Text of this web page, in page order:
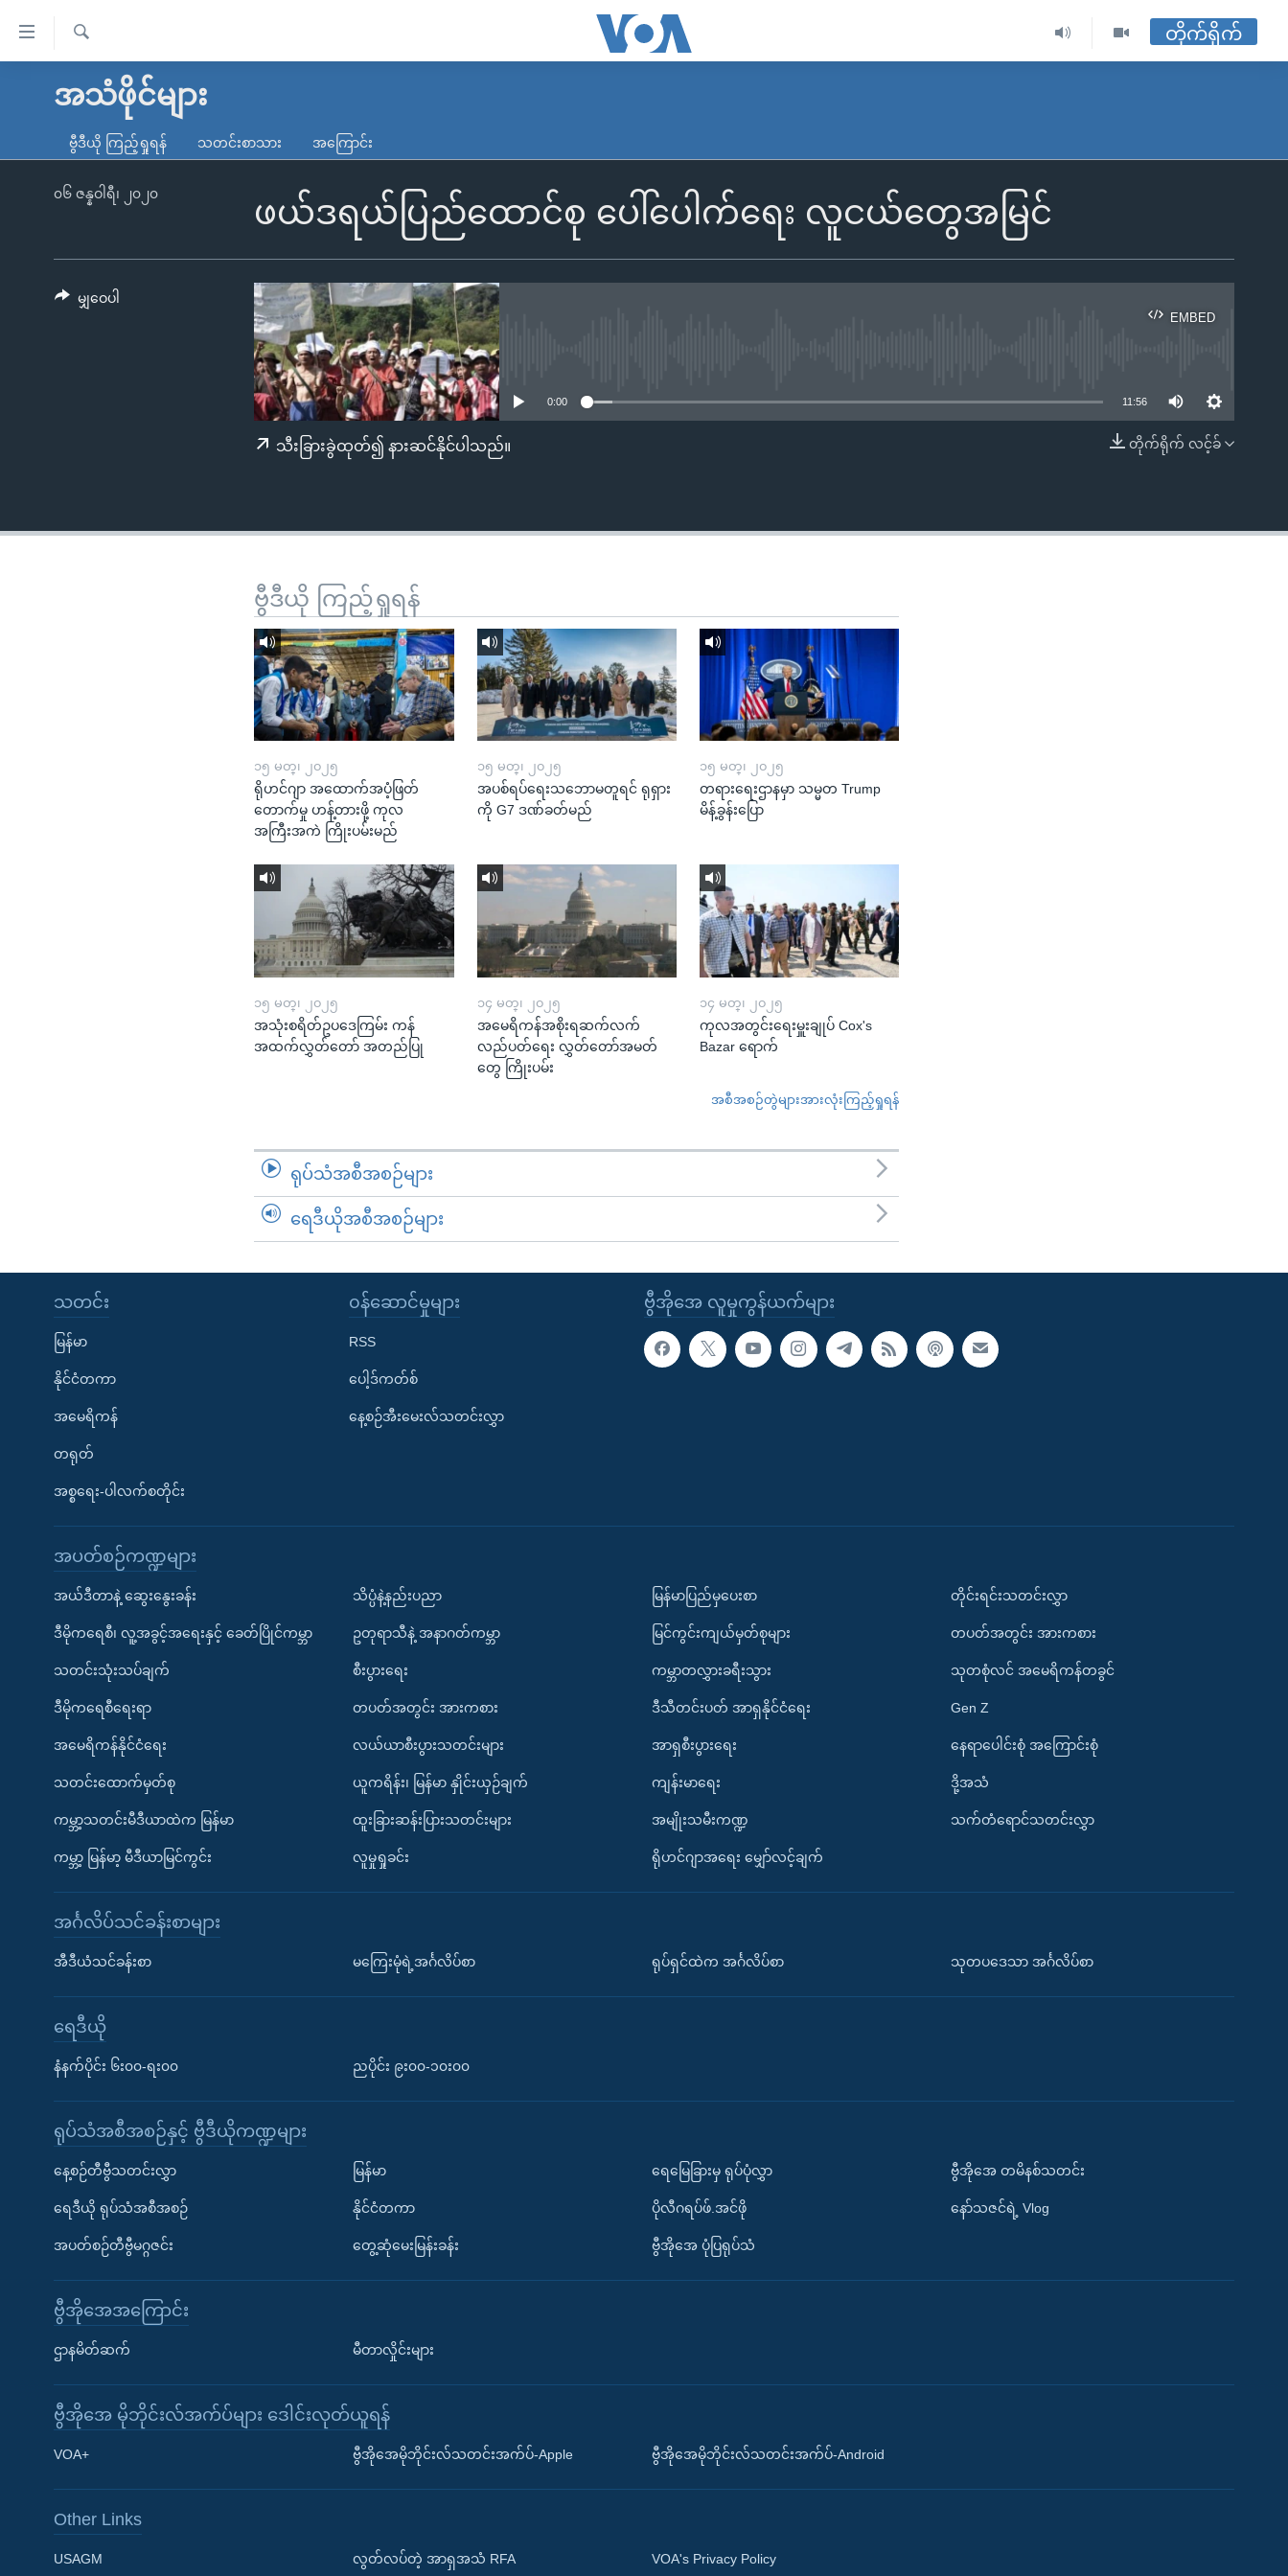
လွယ်ကူ
သည့်
ကျော်
မူလစာမျက်နှာ
ကမ္ဘာ့သတင်းများ
နိုင်ငံတကာ
တရုတ်
အစ္စရေး-ပါလက်စတိုင်း
ရပ်ဝန်းတခု လမ်းတခု အလွန်
အင်္ဂလိပ်စာလေ့လာမယ်
Learning English
ရ
တိုက်ရိုက်
အသံဖိုင်များ
ဗွီဒီယို ကြည့်ရှုရန် သတင်းစာသား အကြောင်း
ဖယ်ဒရယ်ပြည်ထောင်စု ပေါ်ပေါက်ရေး လူငယ်တွေအမြင်
၀၆ ဇန္နဝါရီ၊ ၂၀၂၀
EMBED
EMBED
0:00 11:56
တိုက်ရိုက် လင့်ခ်
သီးခြားခွဲထုတ်၍ နားဆင်နိုင်ပါသည်။
မျှဝေပါ
ဗွီဒီယို ကြည့်ရှုရန်
၁၅ မတ္၊ ၂၀၂၅
ရိုဟင်ဂျာ အထောက်အပံ့ဖြတ်
တောက်မှု ဟန့်တားဖို့ ကုလ
အကြီးအကဲ ကြိုးပမ်းမည်
၁၅ မတ္၊ ၂၀၂၅
အပစ်ရပ်ရေးသဘောမတူရင် ရုရှား
ကို G7 ဒဏ်ခတ်မည်
၁၅ မတ္၊ ၂၀၂၅
တရားရေးဌာနမှာ သမ္မတ Trump
မိန့်ခွန်းပြော
၁၅ မတ္၊ ၂၀၂၅
အသုံးစရိတ်ဥပဒေကြမ်း ကန်
အထက်လွှတ်တော် အတည်ပြု
၁၄ မတ္၊ ၂၀၂၅
အမေရိကန်အစိုးရဆက်လက်
လည်ပတ်ရေး လွှတ်တော်အမတ်
တွေ ကြိုးပမ်း
၁၄ မတ္၊ ၂၀၂၅
ကုလအတွင်းရေးမှူးချုပ် Cox's
Bazar ရောက်
အစီအစဉ်တွဲများအားလုံးကြည့်ရှုရန်
ရုပ်သံအစီအစဉ်များ
ရေဒီယိုအစီအစဉ်များ
ဗွီအိုအေ လူမှုကွန်ယက်များ
သတင်း
မြန်မာ
နိုင်ငံတကာ
အမေရိကန်
တရုတ်
အစ္စရေး-ပါလက်စတိုင်း
၀န်ဆောင်မှုများ
RSS
ပေါ့ဒ်ကတ်စ်
နေ့စဉ်အီးမေးလ်သတင်းလွှာ
အပတ်စဉ်ကဏ္ဍများ
အယ်ဒီတာနဲ့ ဆွေးနွေးခန်း
ဒီမိုကရေစီ၊ လူ့အခွင့်အရေးနှင့် ခေတ်ပြိုင်ကမ္ဘာ
သတင်းသုံးသပ်ချက်
ဒီမိုကရေစီရေးရာ
အမေရိကန်နိုင်ငံရေး
သတင်းထောက်မှတ်စု
ကမ္ဘာ့သတင်းမီဒီယာထဲက မြန်မာ
ကမ္ဘာ့ မြန်မာ့ မီဒီယာမြင်ကွင်း
သိပ္ပံနဲ့နည်းပညာ
ဥတုရာသီနဲ့ အနာဂတ်ကမ္ဘာ
စီးပွားရေး
တပတ်အတွင်း အားကစား
လယ်ယာစီးပွားသတင်းများ
ယူကရိန်း၊ မြန်မာ နှိုင်းယှဉ်ချက်
ထူးခြားဆန်းပြားသတင်းများ
လူမှုရှုခင်း
မြန်မာပြည်မှပေးစာ
မြင်ကွင်းကျယ်မှတ်စုများ
ကမ္ဘာတလွှားခရီးသွား
ဒီသီတင်းပတ် အာရှနိုင်ငံရေး
အာရှစီးပွားရေး
ကျန်းမာရေး
အမျိုးသမီးကဏ္ဍ
ရိုဟင်ဂျာအရေး မျှော်လင့်ချက်
တိုင်းရင်းသတင်းလွှာ
တပတ်အတွင်း အားကစား
သုတစုံလင် အမေရိကန်တခွင်
Gen Z
နေရာပေါင်းစုံ အကြောင်းစုံ
ဒို့အသံ
သက်တံရောင်သတင်းလွှာ
အင်္ဂလိပ်သင်ခန်းစာများ
အီဒီယံသင်ခန်းစာ မကြေးမုံရဲ့အင်္ဂလိပ်စာ ရုပ်ရှင်ထဲက အင်္ဂလိပ်စာ သုတပဒေသာ အင်္ဂလိပ်စာ
ရေဒီယို
နံနက်ပိုင်း ၆း၀၀-ရး၀၀ ညပိုင်း ၉း၀၀-၁၀း၀၀
ရုပ်သံအစီအစဉ်နှင့် ဗွီဒီယိုကဏ္ဍများ
နေ့စဉ်တီဗွီသတင်းလွှာ
ရေဒီယို ရုပ်သံအစီအစဉ်
အပတ်စဉ်တီဗွီမဂ္ဂဇင်း
မြန်မာ
နိုင်ငံတကာ
တွေ့ဆုံမေးမြန်းခန်း
ရေမြေခြားမှ ရုပ်ပုံလွှာ
ပိုလီဂရပ်ဖ်.အင်ဖို
ဗွီအိုအေ ပုံပြရုပ်သံ
ဗွီအိုအေ တမိနစ်သတင်း
နော်သဇင်ရဲ့ Vlog
ဗွီအိုအေအကြောင်း
ဌာနမိတ်ဆက် မီတာလှိုင်းများ
ဗွီအိုအေ မိုဘိုင်းလ်အက်ပ်များ ဒေါင်းလုတ်ယူရန်
VOA+ ဗွီအိုအေမိုဘိုင်းလ်သတင်းအက်ပ်-Apple ဗွီအိုအေမိုဘိုင်းလ်သတင်းအက်ပ်-Android
Other Links
USAGM လွတ်လပ်တဲ့ အာရှအသံ RFA VOA's Privacy Policy